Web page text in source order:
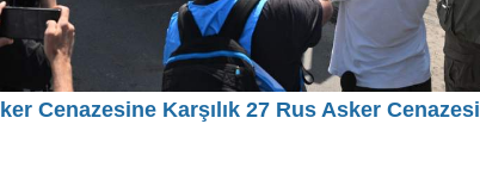
Cenazesine Karşılık 27 Rus Asker Cenazesi